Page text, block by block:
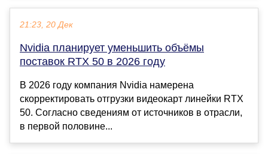
21:23, 20 Дек
Nvidia планирует уменьшить объёмы
поставок RTX 50 в 2026 году
В 2026 году компания Nvidia намерена
скорректировать отгрузки видеокарт линейки RTX
50. Согласно сведениям от источников в отрасли,
в первой половине...